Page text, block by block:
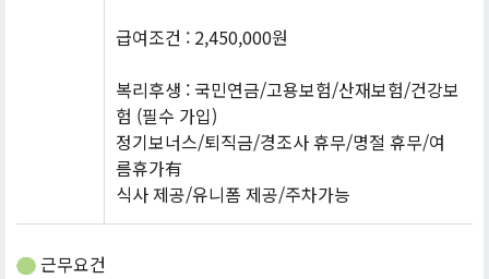
급여조건 : 2,450,000원
복리후생 : 국민연금/고용보험/산재보험/건강보
험 (필수 가입)
정기보너스/퇴직금/경조사 휴무/명절 휴무/여
름휴가有
식사 제공/유니폼 제공/주차가능
근무요건